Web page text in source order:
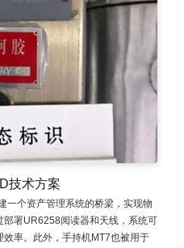
技术方案
一个资产管理系统的桥梁，实现物
署UR6258阅读器和天线，系统可
率。此外，手持机MT7也被用于